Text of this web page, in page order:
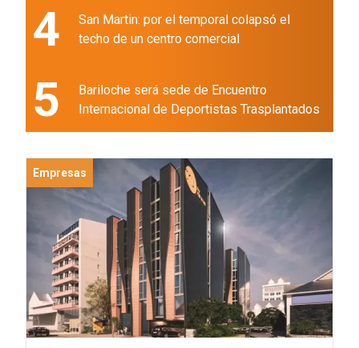
4
San Martin: por el temporal colapsó el
techo de un centro comercial
5
Bariloche será sede de Encuentro
Internacional de Deportistas Trasplantados
Empresas